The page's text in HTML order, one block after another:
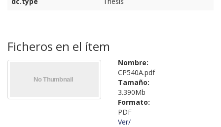
Ficheros en el ítem
Nombre:
CP540A.pdf
Tamaño:
3.390Mb
Formato:
PDF
Ver/